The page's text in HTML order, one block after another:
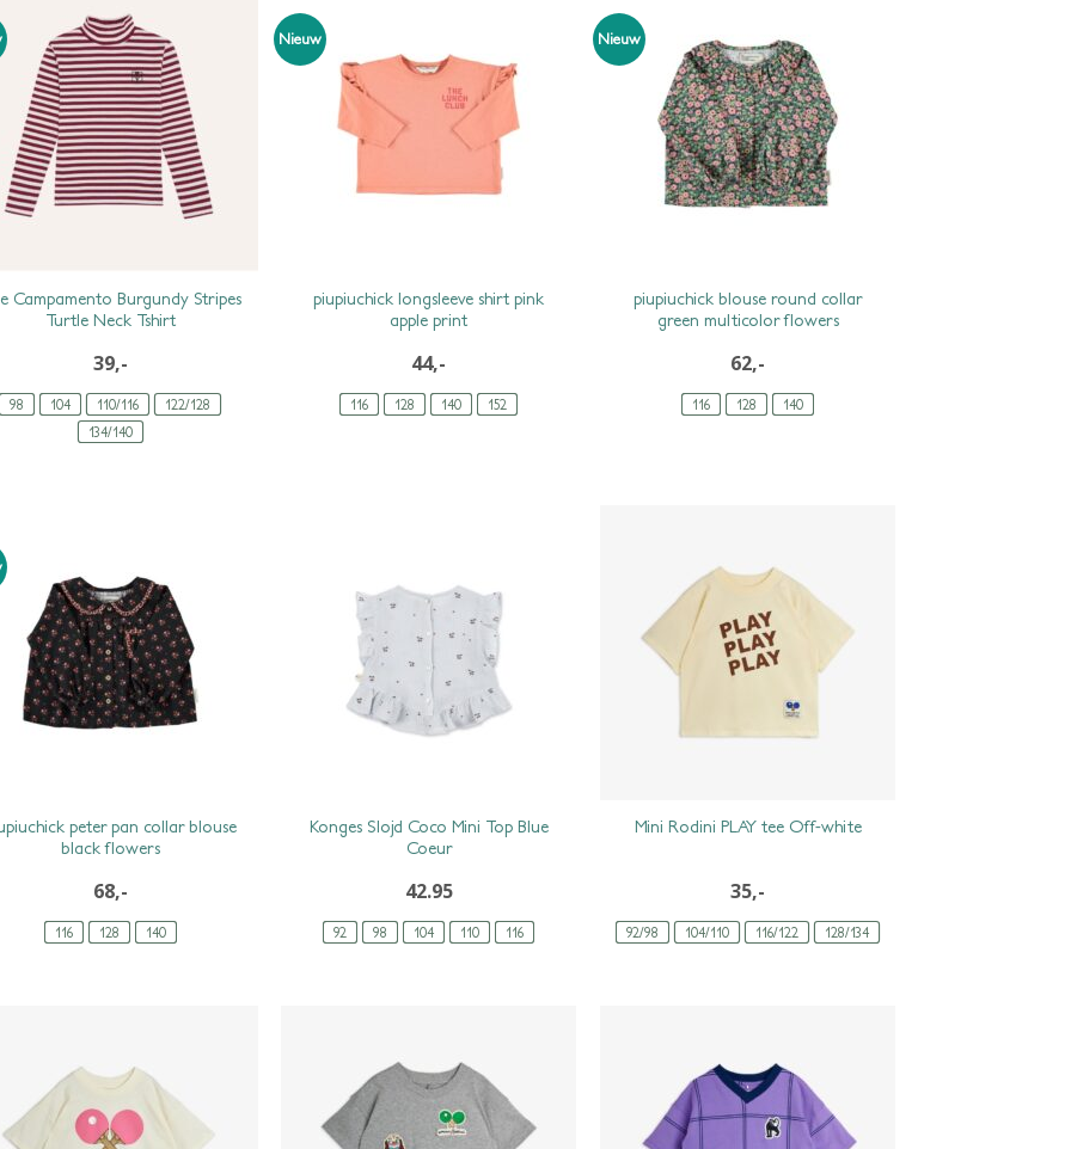
98 104 110/116
122/128
134/140
Campamento Burgundy Stripes
Turtle Neck Tshirt
39,-
Nieuw
116 128 140 152
piupiuchick longsleeve shirt pink
apple print
44,-
Nieuw
116 128 140
piupiuchick blouse round collar
green multicolor flowers
62,-
116 128 140
peter pan collar blouse
black flowers
68,-
92 98 104 110 116
Konges Slojd Coco Mini Top Blue
Coeur
42.95
92/98 104/110 116/122 128/134
Mini Rodini PLAY tee Off-white
35,-